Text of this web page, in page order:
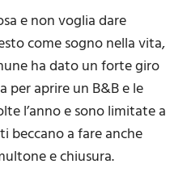
e non voglia dare
come sogno nella vita,
ha dato un forte giro
per aprire un B&B e le
l’anno e sono limitate a
beccano a fare anche
e chiusura.